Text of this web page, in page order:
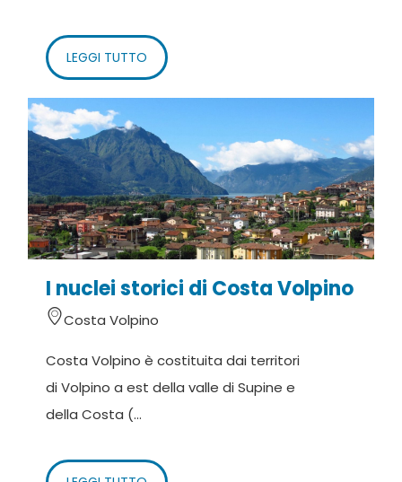
LEGGI TUTTO
I nuclei storici di Costa Volpino
Costa Volpino
Costa Volpino è costituita dai territori
di Volpino a est della valle di Supine e
della Costa (...